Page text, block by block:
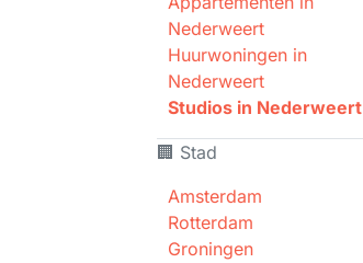
Nederweert
Huurwoningen in
Nederweert
Studios in Nederweert
🏢 Stad
Amsterdam
Rotterdam
Groningen